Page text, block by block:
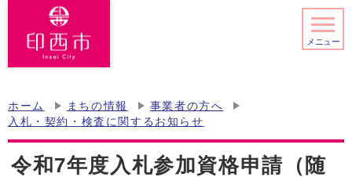
メニュー
ホーム まちの情報
事業者の方へ
入札・契約・検査に関するお知らせ
令和7年度入札参加資格申請（随